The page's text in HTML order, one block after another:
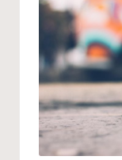
S
c
h
ul
e